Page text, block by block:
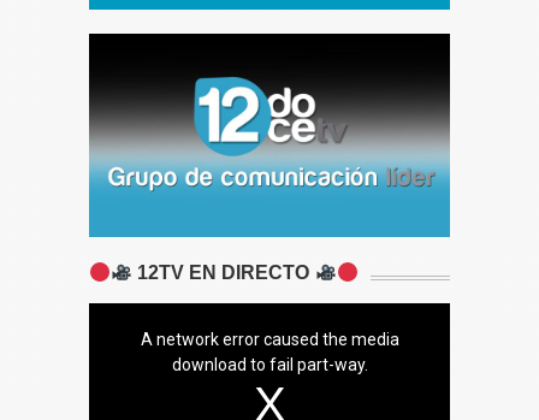
12TV EN DIRECTO
A network error caused the media
download to fail part-way.